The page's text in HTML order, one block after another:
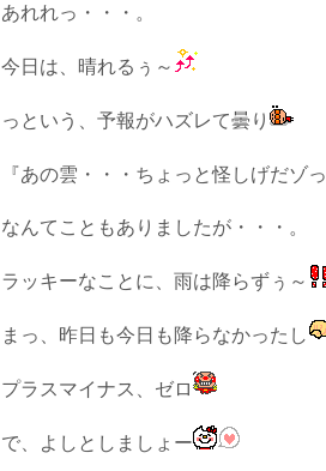
あれれっ・・・。
今日は、晴れるぅ～
っという、予報がハズレて曇り
『あの雲・・・ちょっと怪しげだゾっ
なんてこともありましたが・・・。
ラッキーなことに、雨は降らずぅ～
まっ、昨日も今日も降らなかったし
プラスマイナス、ゼロ
で、よしとしましょー